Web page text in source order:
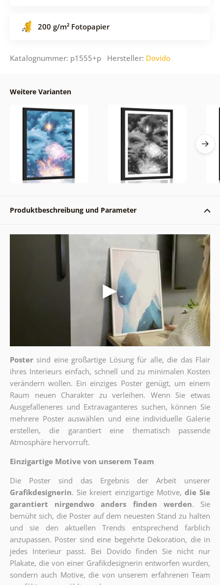
200 g/m² Fotopapier
Katalognummer: p1555+p Hersteller: Dovido
Weitere Varianten
Produktbeschreibung und Parameter
Poster sind eine großartige Lösung für alle, die das Flair
ihres Interieurs einfach, schnell und zu minimalen Kosten
verändern wollen. Ein einziges Poster genügt, um einem
Raum neuen Charakter zu verleihen. Wenn Sie etwas
Ausgefalleneres und Extravaganteres suchen, können Sie
mehrere Poster auswählen und eine individuelle Galerie
erstellen, die garantiert eine thematisch passende
Atmosphäre hervorruft.
Einzigartige Motive von unserem Team
Die Poster sind das Ergebnis der Arbeit unserer
Grafikdesignerin. Sie kreiert einzigartige Motive, die Sie
garantiert nirgendwo anders finden werden. Sie
bemüht sich, die Poster auf dem neuesten Stand zu halten
und sie den aktuellen Trends entsprechend farblich
anzupassen. Poster sind eine begehrte Dekoration, die in
jedes Interieur passt. Bei Dovido finden Sie nicht nur
Plakate, die von einer Grafikdesignerin entworfen wurden,
sondern auch Motive, die von unserem erfahrenen Team